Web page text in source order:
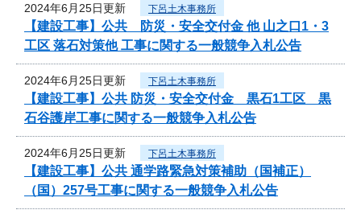
2024年6月25日更新 下呂土木事務所
【建設工事】公共 防災・安全交付金 他 山之口1・3
工区 落石対策他 工事に関する一般競争入札公告
2024年6月25日更新 下呂土木事務所
【建設工事】公共 防災・安全交付金 黒石1工区 黒
石谷護岸工事に関する一般競争入札公告
2024年6月25日更新 下呂土木事務所
【建設工事】公共 通学路緊急対策補助（国補正）
（国）257号工事に関する一般競争入札公告